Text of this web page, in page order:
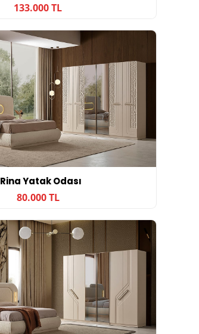
133.000 TL
Rina Yatak Odası
80.000 TL